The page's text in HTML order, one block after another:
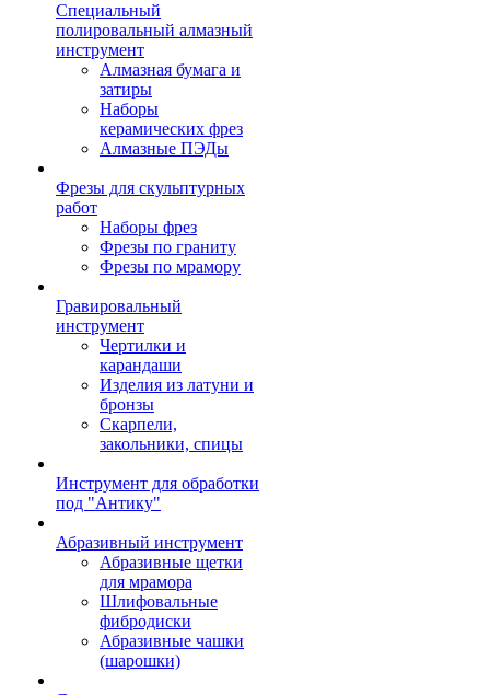
Специальный
полировальный алмазный
инструмент
Алмазная бумага и
затиры
Наборы
керамических фрез
Алмазные ПЭДы
Фрезы для скульптурных
работ
Наборы фрез
Фрезы по граниту
Фрезы по мрамору
Гравировальный
инструмент
Чертилки и
карандаши
Изделия из латуни и
бронзы
Скарпели,
закольники, спицы
Инструмент для обработки
под "Антику"
Абразивный инструмент
Абразивные щетки
для мрамора
Шлифовальные
фибродиски
Абразивные чашки
(шарошки)